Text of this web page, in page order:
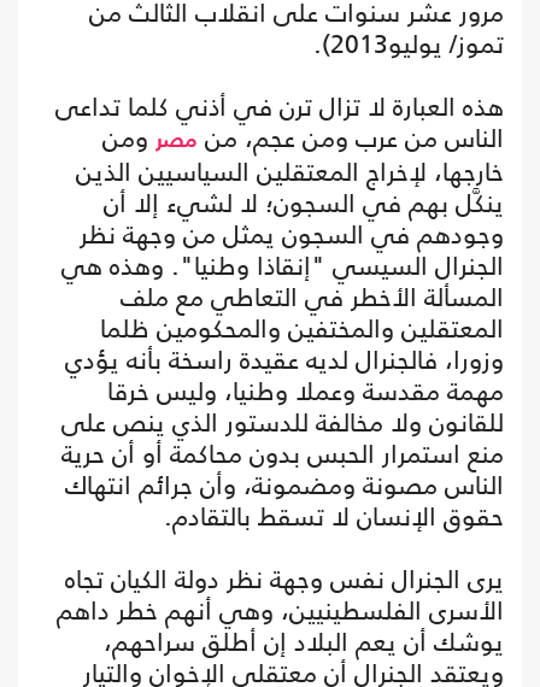
مرور عشر سنوات على انقلاب الثالث من
تموز/ يوليو2013).
هذه العبارة لا تزال ترن في أذني كلما تداعى
الناس من عرب ومن عجم، من مصر ومن
خارجها، لإخراج المعتقلين السياسيين الذين
ينكَّل بهم في السجون؛ لا لشيء إلا أن
وجودهم في السجون يمثل من وجهة نظر
الجنرال السيسي "إنقاذا وطنيا". وهذه هي
المسألة الأخطر في التعاطي مع ملف
المعتقلين والمختفين والمحكومين ظلما
وزورا، فالجنرال لديه عقيدة راسخة بأنه يؤدي
مهمة مقدسة وعملا وطنيا، وليس خرقا
للقانون ولا مخالفة للدستور الذي ينص على
منع استمرار الحبس بدون محاكمة أو أن حرية
الناس مصونة ومضمونة، وأن جرائم انتهاك
حقوق الإنسان لا تسقط بالتقادم.
يرى الجنرال نفس وجهة نظر دولة الكيان تجاه
الأسرى الفلسطينيين، وهي أنهم خطر داهم
يوشك أن يعم البلاد إن أطلق سراحهم،
ويعتقد الجنرال أن معتقلي الإخوان والتيار